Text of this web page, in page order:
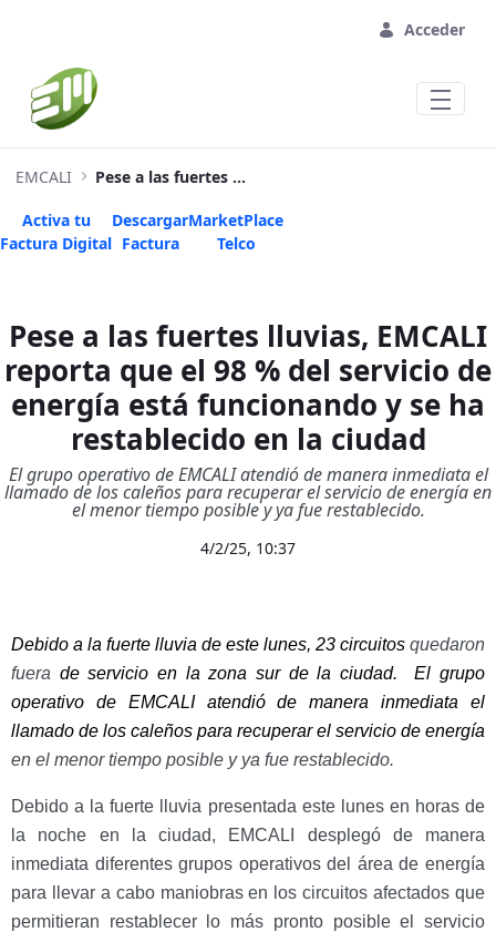
Acceder
EMCALI Pese a las fuertes lluvias, EMCALI reporta que el 98 % del servicio de energía está funcionando y se ha restablecido en la ciudad
Activa tu
Factura Digital
Descargar
Factura
MarketPlace
Telco
Pese a las fuertes lluvias, EMCALI
reporta que el 98 % del servicio de
energía está funcionando y se ha
restablecido en la ciudad
El grupo operativo de EMCALI atendió de manera inmediata el
llamado de los caleños para recuperar el servicio de energía en
el menor tiempo posible y ya fue restablecido.
4/2/25, 10:37
Debido a la fuerte lluvia de este lunes, 23 circuitos quedaron
fuera de servicio en la zona sur de la ciudad.
El grupo
operativo de EMCALI atendió de manera inmediata el
llamado de los caleños para recuperar el servicio de energía
en el menor tiempo posible y ya fue restablecido.
Debido a la fuerte lluvia presentada este lunes en horas de
la noche en la ciudad, EMCALI desplegó de manera
inmediata diferentes grupos operativos del área de energía
para llevar a cabo maniobras en los circuitos afectados que
permitieran restablecer lo más pronto posible el servicio